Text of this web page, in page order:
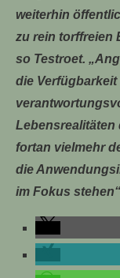
weiterhin
zu rein torffreien
so Testroet.
die
fortan vielmehr
die
im Fokus